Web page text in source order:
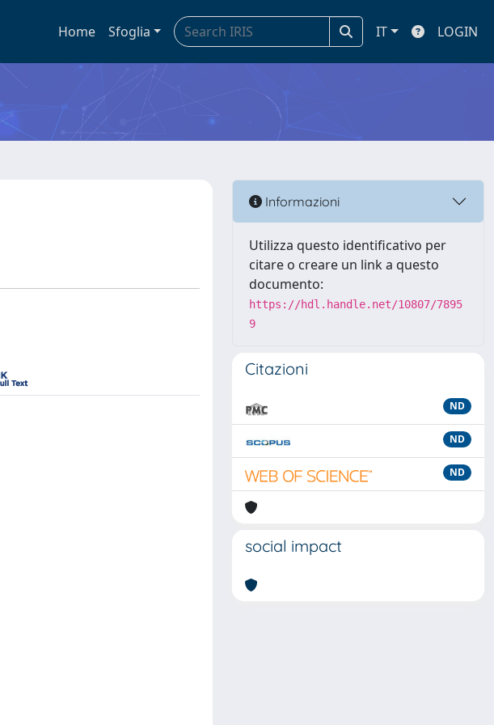
Home Sfoglia IT LOGIN
Informazioni
Utilizza questo identificativo per
citare o creare un link a questo
documento:
https://hdl.handle.net/10807/7895
9
Citazioni
ND
ND
ND
social impact